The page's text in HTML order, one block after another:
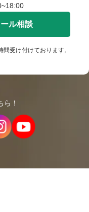
ル相談
受け付けております。
ら！